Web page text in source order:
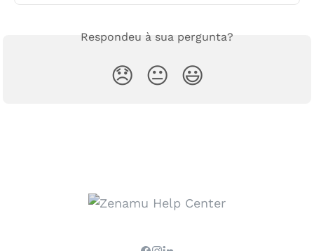
Respondeu à sua pergunta?
😞 😐 😃